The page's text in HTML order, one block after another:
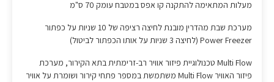
מעלות המתאימה להתקנה קו אפס במטבח עומק 70 ס"מ
מערכת שבת מהדרין מובנת לחיצה רציפה של 10 שניות על כפתור
Power Freezer (לחיצה 3 שניות על אותו הכפתור לביטול)
Multi Flow טכנולוגיית פיזור אוויר רב-זרימתית בתא הקירור, מערכת
פיזור האוויר Multi Flow משתמשת במספר פתחי קירור ושומרת על אוויר